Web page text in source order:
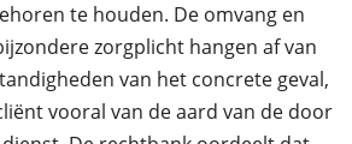
te houden. De omvang en
zorgplicht hangen af van
van het concrete geval,
vooral van de aard van de door